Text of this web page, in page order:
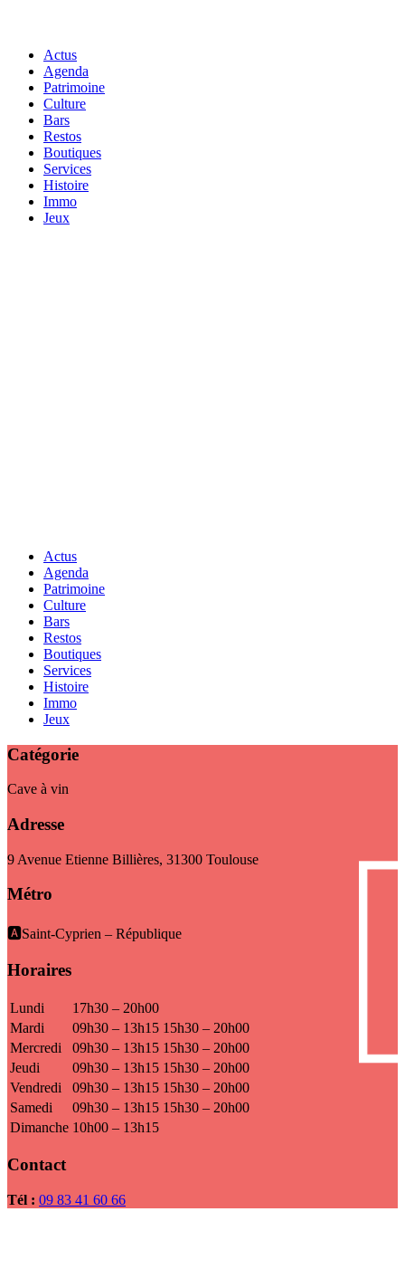
Actus
Agenda
Patrimoine
Culture
Bars
Restos
Boutiques
Services
Histoire
Immo
Jeux
Actus
Agenda
Patrimoine
Culture
Bars
Restos
Boutiques
Services
Histoire
Immo
Jeux
Catégorie
Cave à vin
Adresse
9 Avenue Etienne Billières, 31300 Toulouse
Métro
🅰️Saint-Cyprien – République
Horaires
Lundi
17h30 – 20h00
Mardi
09h30 – 13h15 15h30 – 20h00
Mercredi
09h30 – 13h15 15h30 – 20h00
Jeudi
09h30 – 13h15 15h30 – 20h00
Vendredi
09h30 – 13h15 15h30 – 20h00
Samedi
09h30 – 13h15 15h30 – 20h00
Dimanche 10h00 – 13h15
Contact
Tél : 09 83 41 60 66